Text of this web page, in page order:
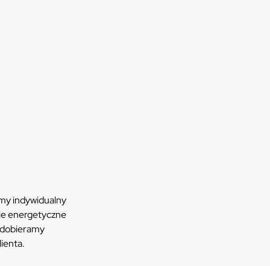
indywidualny
energetyczne